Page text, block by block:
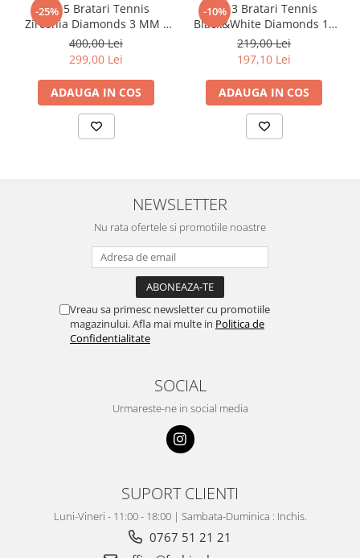
-25%
Set 5 Bratari Tennis
Zirconia Diamonds 3 MM /
19.5 CM
400,00 Lei
299,00 Lei
ADAUGA IN COS
-10%
Set 3 Bratari Tennis
Black&White Diamonds 19
CM
219,00 Lei
197,10 Lei
ADAUGA IN COS
NEWSLETTER
Nu rata ofertele si promotiile noastre
Vreau sa primesc newsletter cu promotiile
magazinului. Afla mai multe in Politica de
Confidentialitate
SOCIAL
Urmareste-ne in social media
SUPORT CLIENTI
Luni-Vineri - 11:00 - 18:00 | Sambata-Duminica : Inchis.
0767 51 21 21